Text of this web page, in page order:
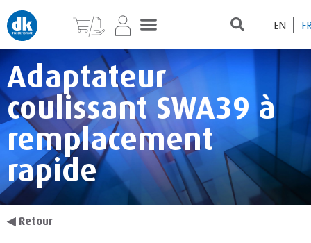
EN
Adaptateur
coulissant SWA39 à
remplacement
rapide
◀ Retour